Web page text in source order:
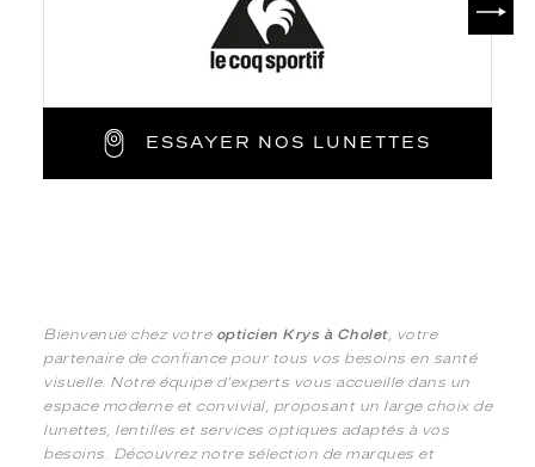
ESSAYER NOS LUNETTES
Bienvenue chez votre opticien Krys à Cholet, votre
partenaire de confiance pour tous vos besoins en santé
visuelle. Notre équipe d'experts vous accueille dans un
espace moderne et convivial, proposant un large choix de
lunettes, lentilles et services optiques adaptés à vos
besoins. Découvrez notre sélection de marques et